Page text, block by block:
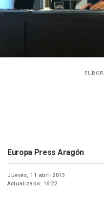
Europa Press Aragón
Jueves, 11 abril 2013
Actualizado: 16:22